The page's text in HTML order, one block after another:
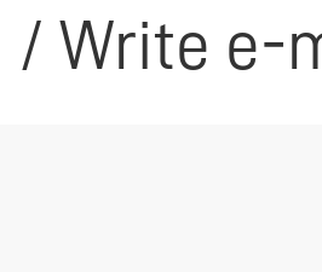
/ Write e-